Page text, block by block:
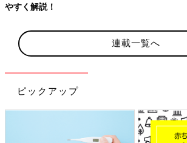
やすく解説！
連載一覧へ
ピックアップ